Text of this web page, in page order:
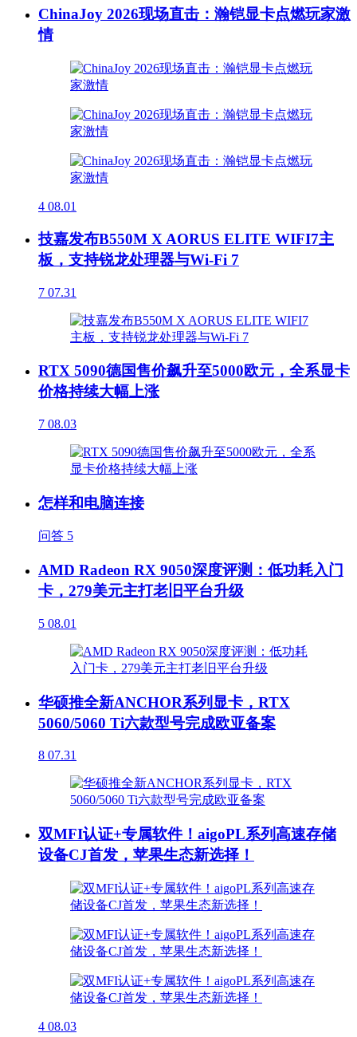
ChinaJoy 2026现场直击：瀚铠显卡点燃玩家激
情
4 08.01
技嘉发布B550M X AORUS ELITE WIFI7主
板，支持锐龙处理器与Wi-Fi 7
7 07.31
RTX 5090德国售价飙升至5000欧元，全系显卡
价格持续大幅上涨
7 08.03
怎样和电脑连接
问答 5
AMD Radeon RX 9050深度评测：低功耗入门
卡，279美元主打老旧平台升级
5 08.01
华硕推全新ANCHOR系列显卡，RTX
5060/5060 Ti六款型号完成欧亚备案
8 07.31
双MFI认证+专属软件！aigoPL系列高速存储
设备CJ首发，苹果生态新选择！
4 08.03